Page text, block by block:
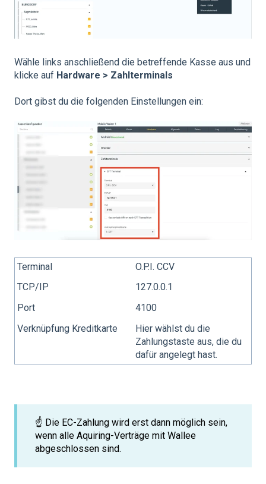
Wähle links anschließend die betreffende Kasse aus und
klicke auf Hardware > Zahlterminals
Dort gibst du die folgenden Einstellungen ein:
Terminal
O.P.I. CCV
TCP/IP
127.0.0.1
Port
4100
Verknüpfung Kreditkarte
Hier wählst du die
Zahlungstaste aus, die du
dafür angelegt hast.
☝️ Die EC-Zahlung wird erst dann möglich sein,
wenn alle Aquiring-Verträge mit Wallee
abgeschlossen sind.